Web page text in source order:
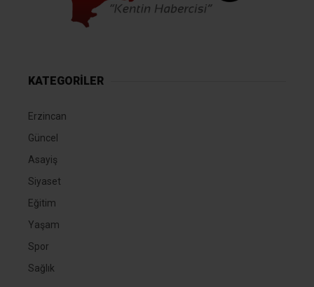
KATEGORİLER
Erzincan
Güncel
Asayiş
Siyaset
Eğitim
Yaşam
Spor
Sağlık